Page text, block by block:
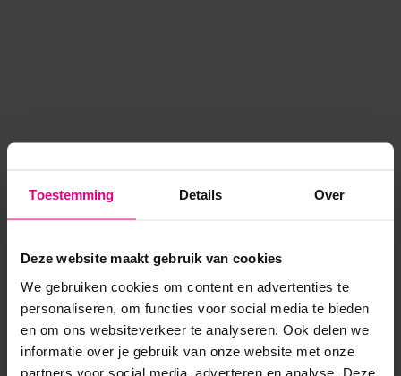
Toestemming Details Over
Deze website maakt gebruik van cookies
We gebruiken cookies om content en advertenties te
personaliseren, om functies voor social media te bieden
en om ons websiteverkeer te analyseren. Ook delen we
informatie over je gebruik van onze website met onze
partners voor social media, adverteren en analyse. Deze
Application error: a client-side exception has occurred while